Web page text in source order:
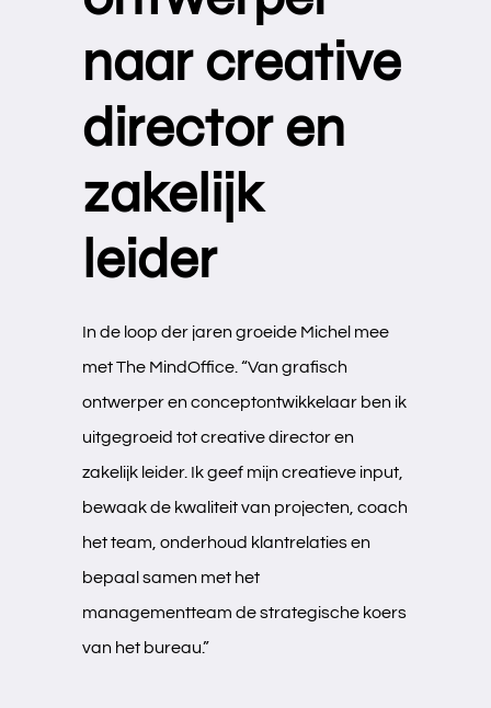
Services
Over ons
naar creative
director en
zakelijk
leider
In de loop der jaren groeide Michel mee
met The MindOffice. “Van grafisch
ontwerper en conceptontwikkelaar ben ik
uitgegroeid tot creative director en
zakelijk leider. Ik geef mijn creatieve input,
bewaak de kwaliteit van projecten, coach
het team, onderhoud klantrelaties en
bepaal samen met het
managementteam de strategische koers
van het bureau.”